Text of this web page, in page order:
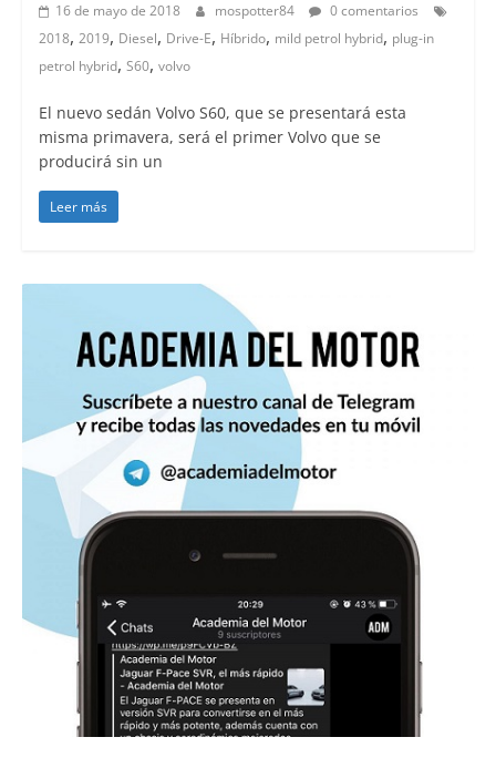
16 de mayo de 2018 mospotter84
0 comentarios
2018, 2019, Diesel, Drive-E, Híbrido, mild petrol hybrid, plug-in
petrol hybrid, S60, volvo
El nuevo sedán Volvo S60, que se presentará esta
misma primavera, será el primer Volvo que se
producirá sin un
Leer más